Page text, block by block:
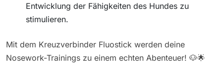
Entwicklung der Fähigkeiten des Hundes zu
stimulieren.
Mit dem Kreuzverbinder Fluostick werden deine
Nosework-Trainings zu einem echten Abenteuer! 🐶🌟